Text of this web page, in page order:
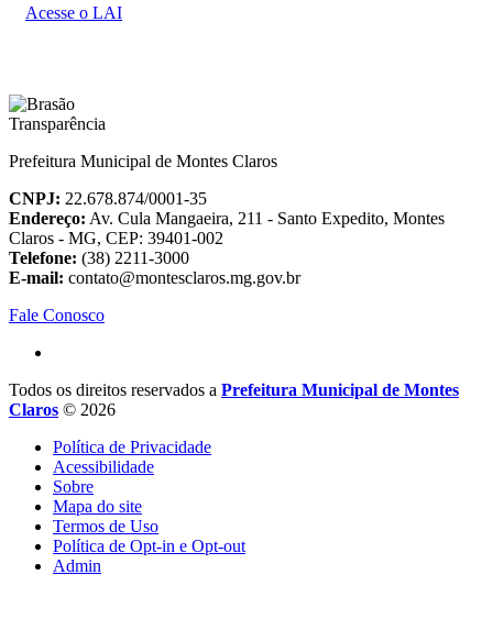
Acesse o LAI
Prefeitura Municipal de Montes Claros
CNPJ: 22.678.874/0001-35
Endereço: Av. Cula Mangaeira, 211 - Santo Expedito, Montes
Claros - MG, CEP: 39401-002
Telefone: (38) 2211-3000
E-mail: contato@montesclaros.mg.gov.br
Fale Conosco
Todos os direitos reservados a Prefeitura Municipal de Montes
Claros © 2026
Política de Privacidade
Acessibilidade
Sobre
Mapa do site
Termos de Uso
Política de Opt-in e Opt-out
Admin